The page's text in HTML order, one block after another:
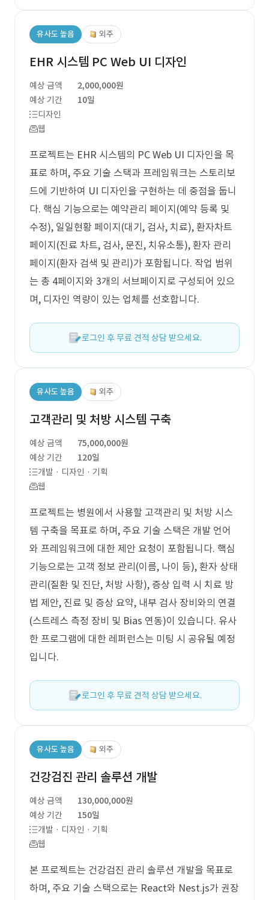
유사도 높음 외주
EHR 시스템 PC Web UI 디자인
예상 금액
2,000,000원
예상 기간
10일
디자인
웹
프로젝트는 EHR 시스템의 PC Web UI 디자인을 목
표로 하며, 주요 기술 스택과 프레임워크는 스토리보
드에 기반하여 UI 디자인을 구현하는 데 중점을 둡니
다. 핵심 기능으로는 예약관리 페이지(예약 등록 및
수정), 일일현황 페이지(대기, 검사, 치료), 환자차트
페이지(진료 차트, 검사, 문진, 치유소통), 환자 관리
페이지(환자 검색 및 관리)가 포함됩니다. 작업 범위
는 총 4페이지와 3개의 서브페이지로 구성되어 있으
며, 디자인 역량이 있는 업체를 선호합니다.
로그인 후 무료 견적 상담 받으세요.
유사도 높음 외주
고객관리 및 처방 시스템 구축
예상 금액
75,000,000원
예상 기간
120일
개발 · 디자인 · 기획
웹
프로젝트는 병원에서 사용할 고객관리 및 처방 시스
템 구축을 목표로 하며, 주요 기술 스택은 개발 언어
와 프레임워크에 대한 제안 요청이 포함됩니다. 핵심
기능으로는 고객 정보 관리(이름, 나이 등), 환자 상태
관리(질환 및 진단, 처방 사항), 증상 입력 시 치료 방
법 제안, 진료 및 증상 요약, 내부 검사 장비와의 연결
(스트레스 측정 장비 및 Bias 연동)이 있습니다. 유사
한 프로그램에 대한 레퍼런스는 미팅 시 공유될 예정
입니다.
로그인 후 무료 견적 상담 받으세요.
유사도 높음 외주
건강검진 관리 솔루션 개발
예상 금액
130,000,000원
예상 기간
150일
개발 · 디자인 · 기획
웹
본 프로젝트는 건강검진 관리 솔루션 개발을 목표로
하며, 주요 기술 스택으로는 React와 Nest.js가 권장